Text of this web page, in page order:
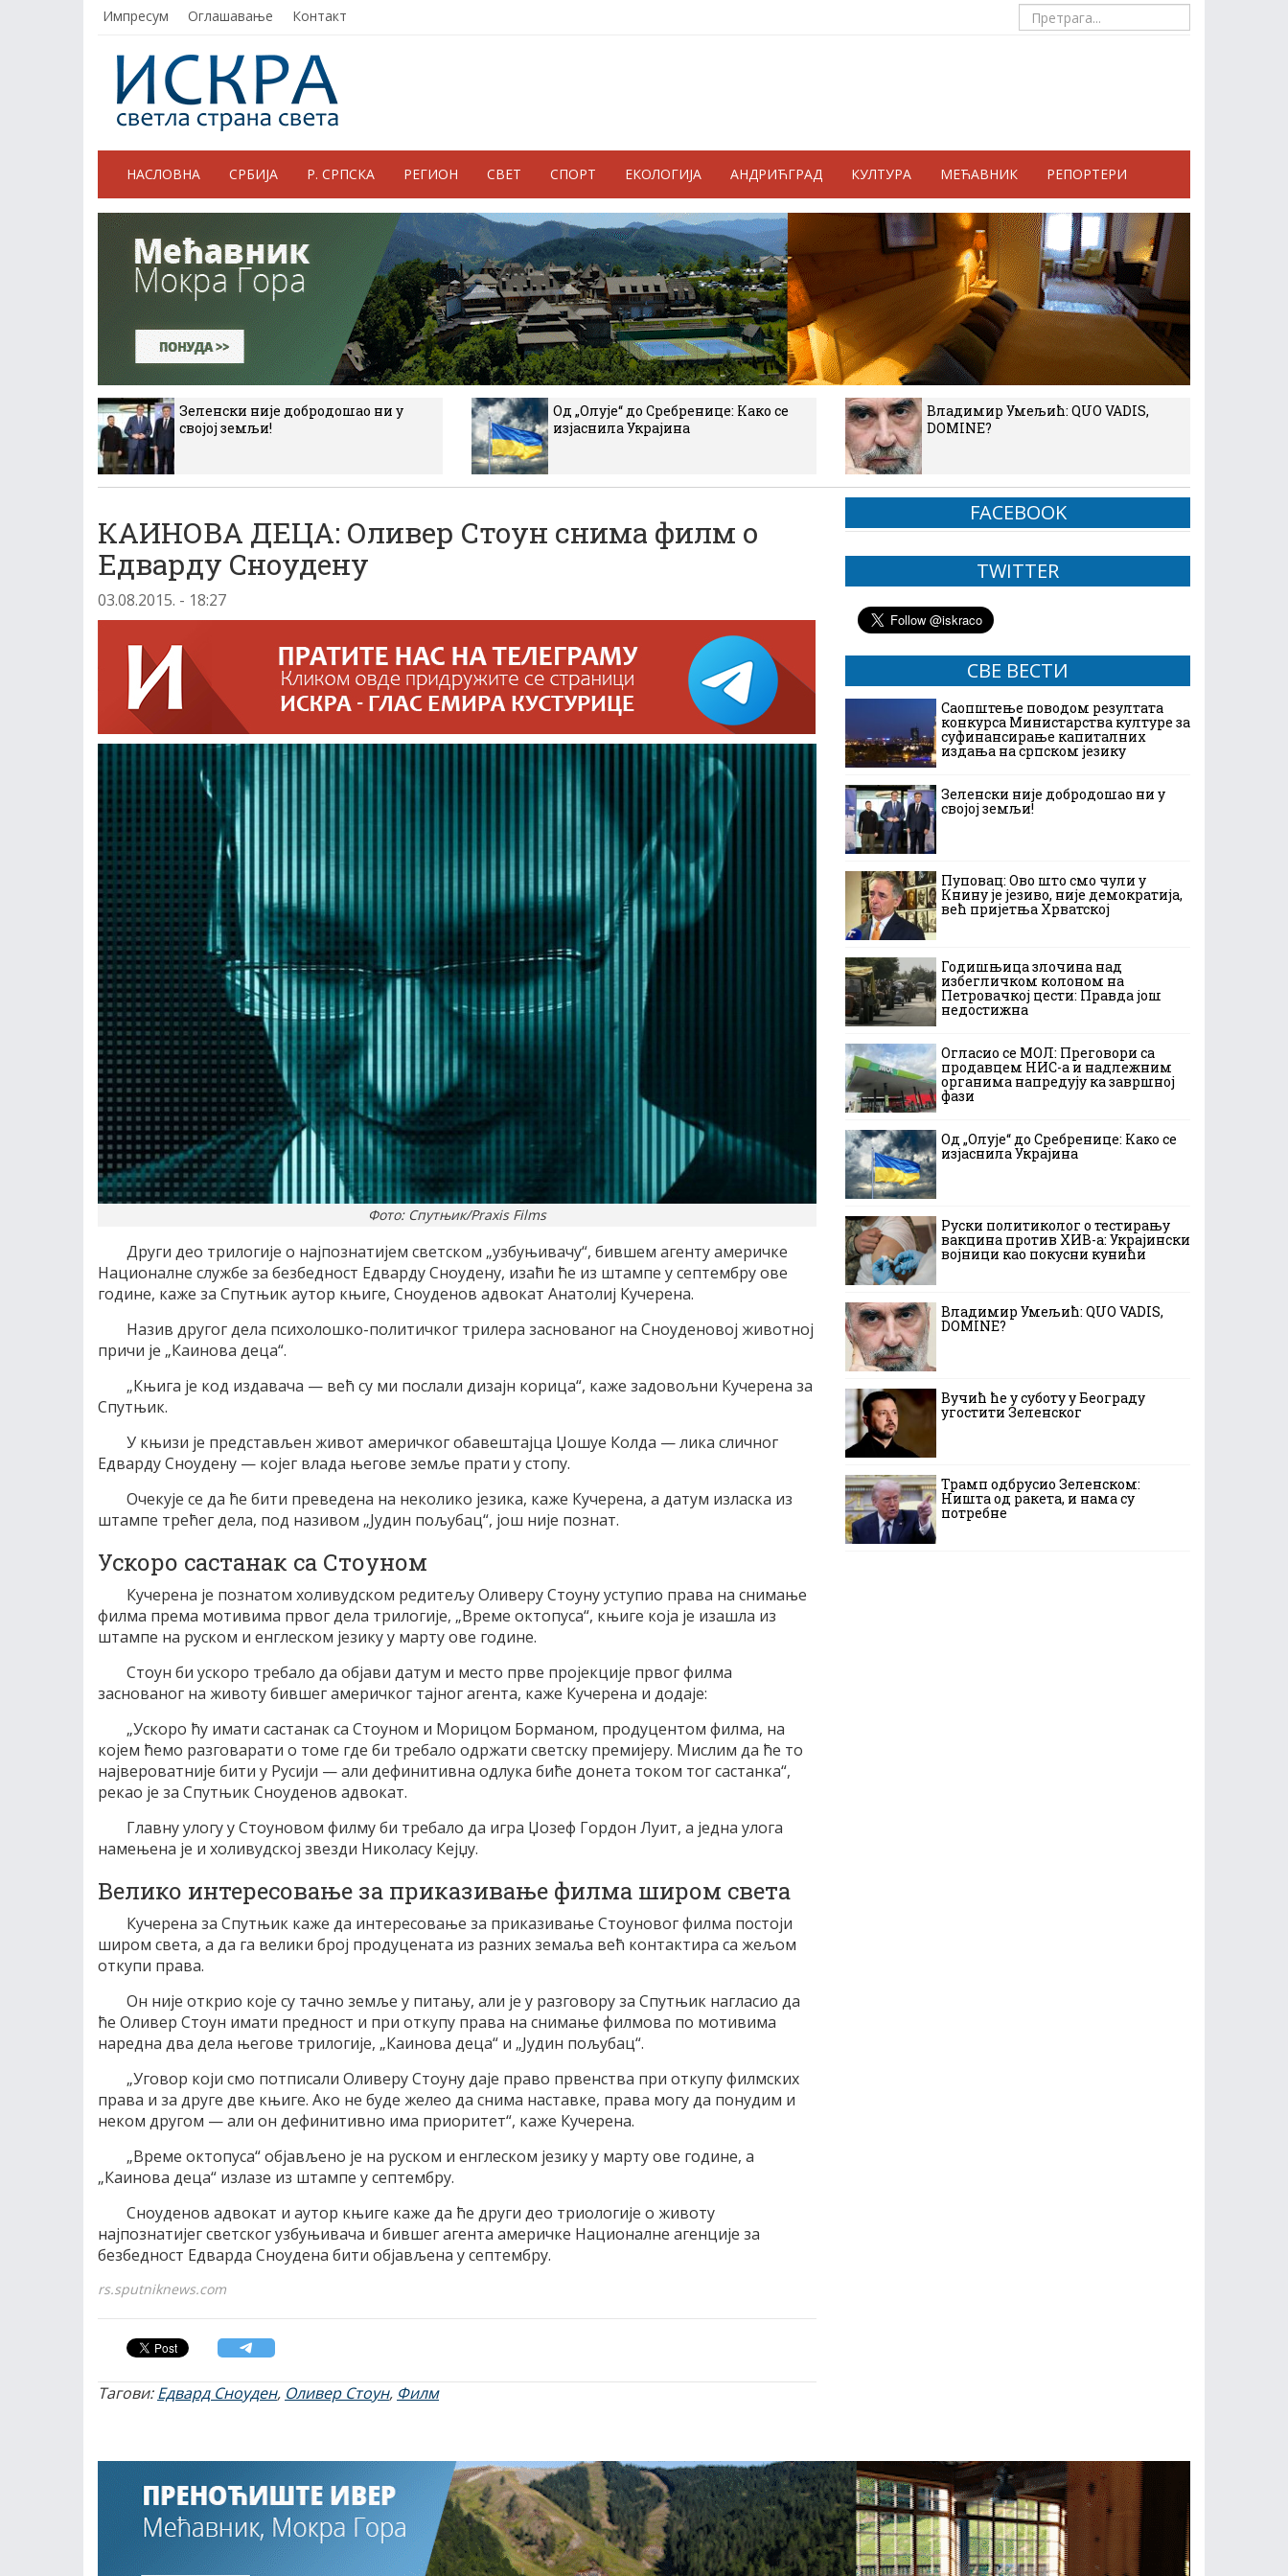
Импресум Оглашавање Контакт
НАСЛОВНА СРБИЈА Р. СРПСКА РЕГИОН СВЕТ СПОРТ ЕКОЛОГИЈА АНДРИЋГРАД КУЛТУРА МЕЋАВНИК РЕПОРТЕРИ
Зеленски није добродошао ни у
својој земљи!
Од „Олује“ до Сребренице: Како се
изјаснила Украјина
Владимир Умељић: QUO VADIS,
DOMINE?
КАИНОВА ДЕЦА: Оливер Стоун снима филм о
Едварду Сноудену
03.08.2015. - 18:27
Фото: Спутњик/Praxis Films
Други део трилогије о најпознатијем светском „узбуњивачу“, бившем агенту америчке
Националне службе за безбедност Едварду Сноудену, изаћи ће из штампе у септембру ове
године, каже за Спутњик аутор књиге, Сноуденов адвокат Анатолиј Кучерена.
Назив другог дела психолошко-политичког трилера заснованог на Сноуденовој животној
причи је „Каинова деца“.
„Књига је код издавача — већ су ми послали дизајн корица“, каже задовољни Кучерена за
Спутњик.
У књизи је представљен живот америчког обавештајца Џошуе Колда — лика сличног
Едварду Сноудену — којег влада његове земље прати у стопу.
Очекује се да ће бити преведена на неколико језика, каже Кучерена, а датум изласка из
штампе трећег дела, под називом „Јудин пољубац“, још није познат.
Ускоро састанак са Стоуном
Кучерена је познатом холивудском редитељу Оливеру Стоуну уступио права на снимање
филма према мотивима првог дела трилогије, „Време октопуса“, књиге која је изашла из
штампе на руском и енглеском језику у марту ове године.
Стоун би ускоро требало да објави датум и место прве пројекције првог филма
заснованог на животу бившег америчког тајног агента, каже Кучерена и додаје:
„Ускоро ћу имати састанак са Стоуном и Морицом Борманом, продуцентом филма, на
којем ћемо разговарати о томе где би требало одржати светску премијеру. Мислим да ће то
највероватније бити у Русији — али дефинитивна одлука биће донета током тог састанка“,
рекао је за Спутњик Сноуденов адвокат.
Главну улогу у Стоуновом филму би требало да игра Џозеф Гордон Луит, а једна улога
намењена је и холивудској звезди Николасу Кејџу.
Велико интересовање за приказивање филма широм света
Кучерена за Спутњик каже да интересовање за приказивање Стоуновог филма постоји
широм света, а да га велики број продуцената из разних земаља већ контактира са жељом
откупи права.
Он није открио које су тачно земље у питању, али је у разговору за Спутњик нагласио да
ће Оливер Стоун имати предност и при откупу права на снимање филмова по мотивима
наредна два дела његове трилогије, „Каинова деца“ и „Јудин пољубац“.
„Уговор који смо потписали Оливеру Стоуну даје право првенства при откупу филмских
права и за друге две књиге. Ако не буде желео да снима наставке, права могу да понудим и
неком другом — али он дефинитивно има приоритет“, каже Кучерена.
„Време октопуса“ објављено је на руском и енглеском језику у марту ове године, а
„Каинова деца“ излазе из штампе у септембру.
Сноуденов адвокат и аутор књиге каже да ће други део триологије о животу
најпознатијег светског узбуњивача и бившег агента америчке Националне агенције за
безбедност Едварда Сноудена бити објављена у септембру.
rs.sputniknews.com
Тагови:Едвард Сноуден, Оливер Стоун, Филм
FACEBOOK
TWITTER
СВЕ ВЕСТИ
Саопштење поводом резултата
конкурса Министарства културе за
суфинансирање капиталних
издања на српском језику
Зеленски није добродошао ни у
својој земљи!
Пуповац: Ово што смо чули у
Книну је језиво, није демократија,
већ пријетња Хрватској
Годишњица злочина над
избегличком колоном на
Петровачкој цести: Правда још
недостижна
Огласио се МОЛ: Преговори са
продавцем НИС-а и надлежним
органима напредују ка завршној
фази
Од „Олује“ до Сребренице: Како се
изјаснила Украјина
Руски политиколог о тестирању
вакцина против ХИВ-а: Украјински
војници као покусни кунићи
Владимир Умељић: QUO VADIS,
DOMINE?
Вучић ће у суботу у Београду
угостити Зеленског
Трамп одбрусио Зеленском:
Ништа од ракета, и нама су
потребне